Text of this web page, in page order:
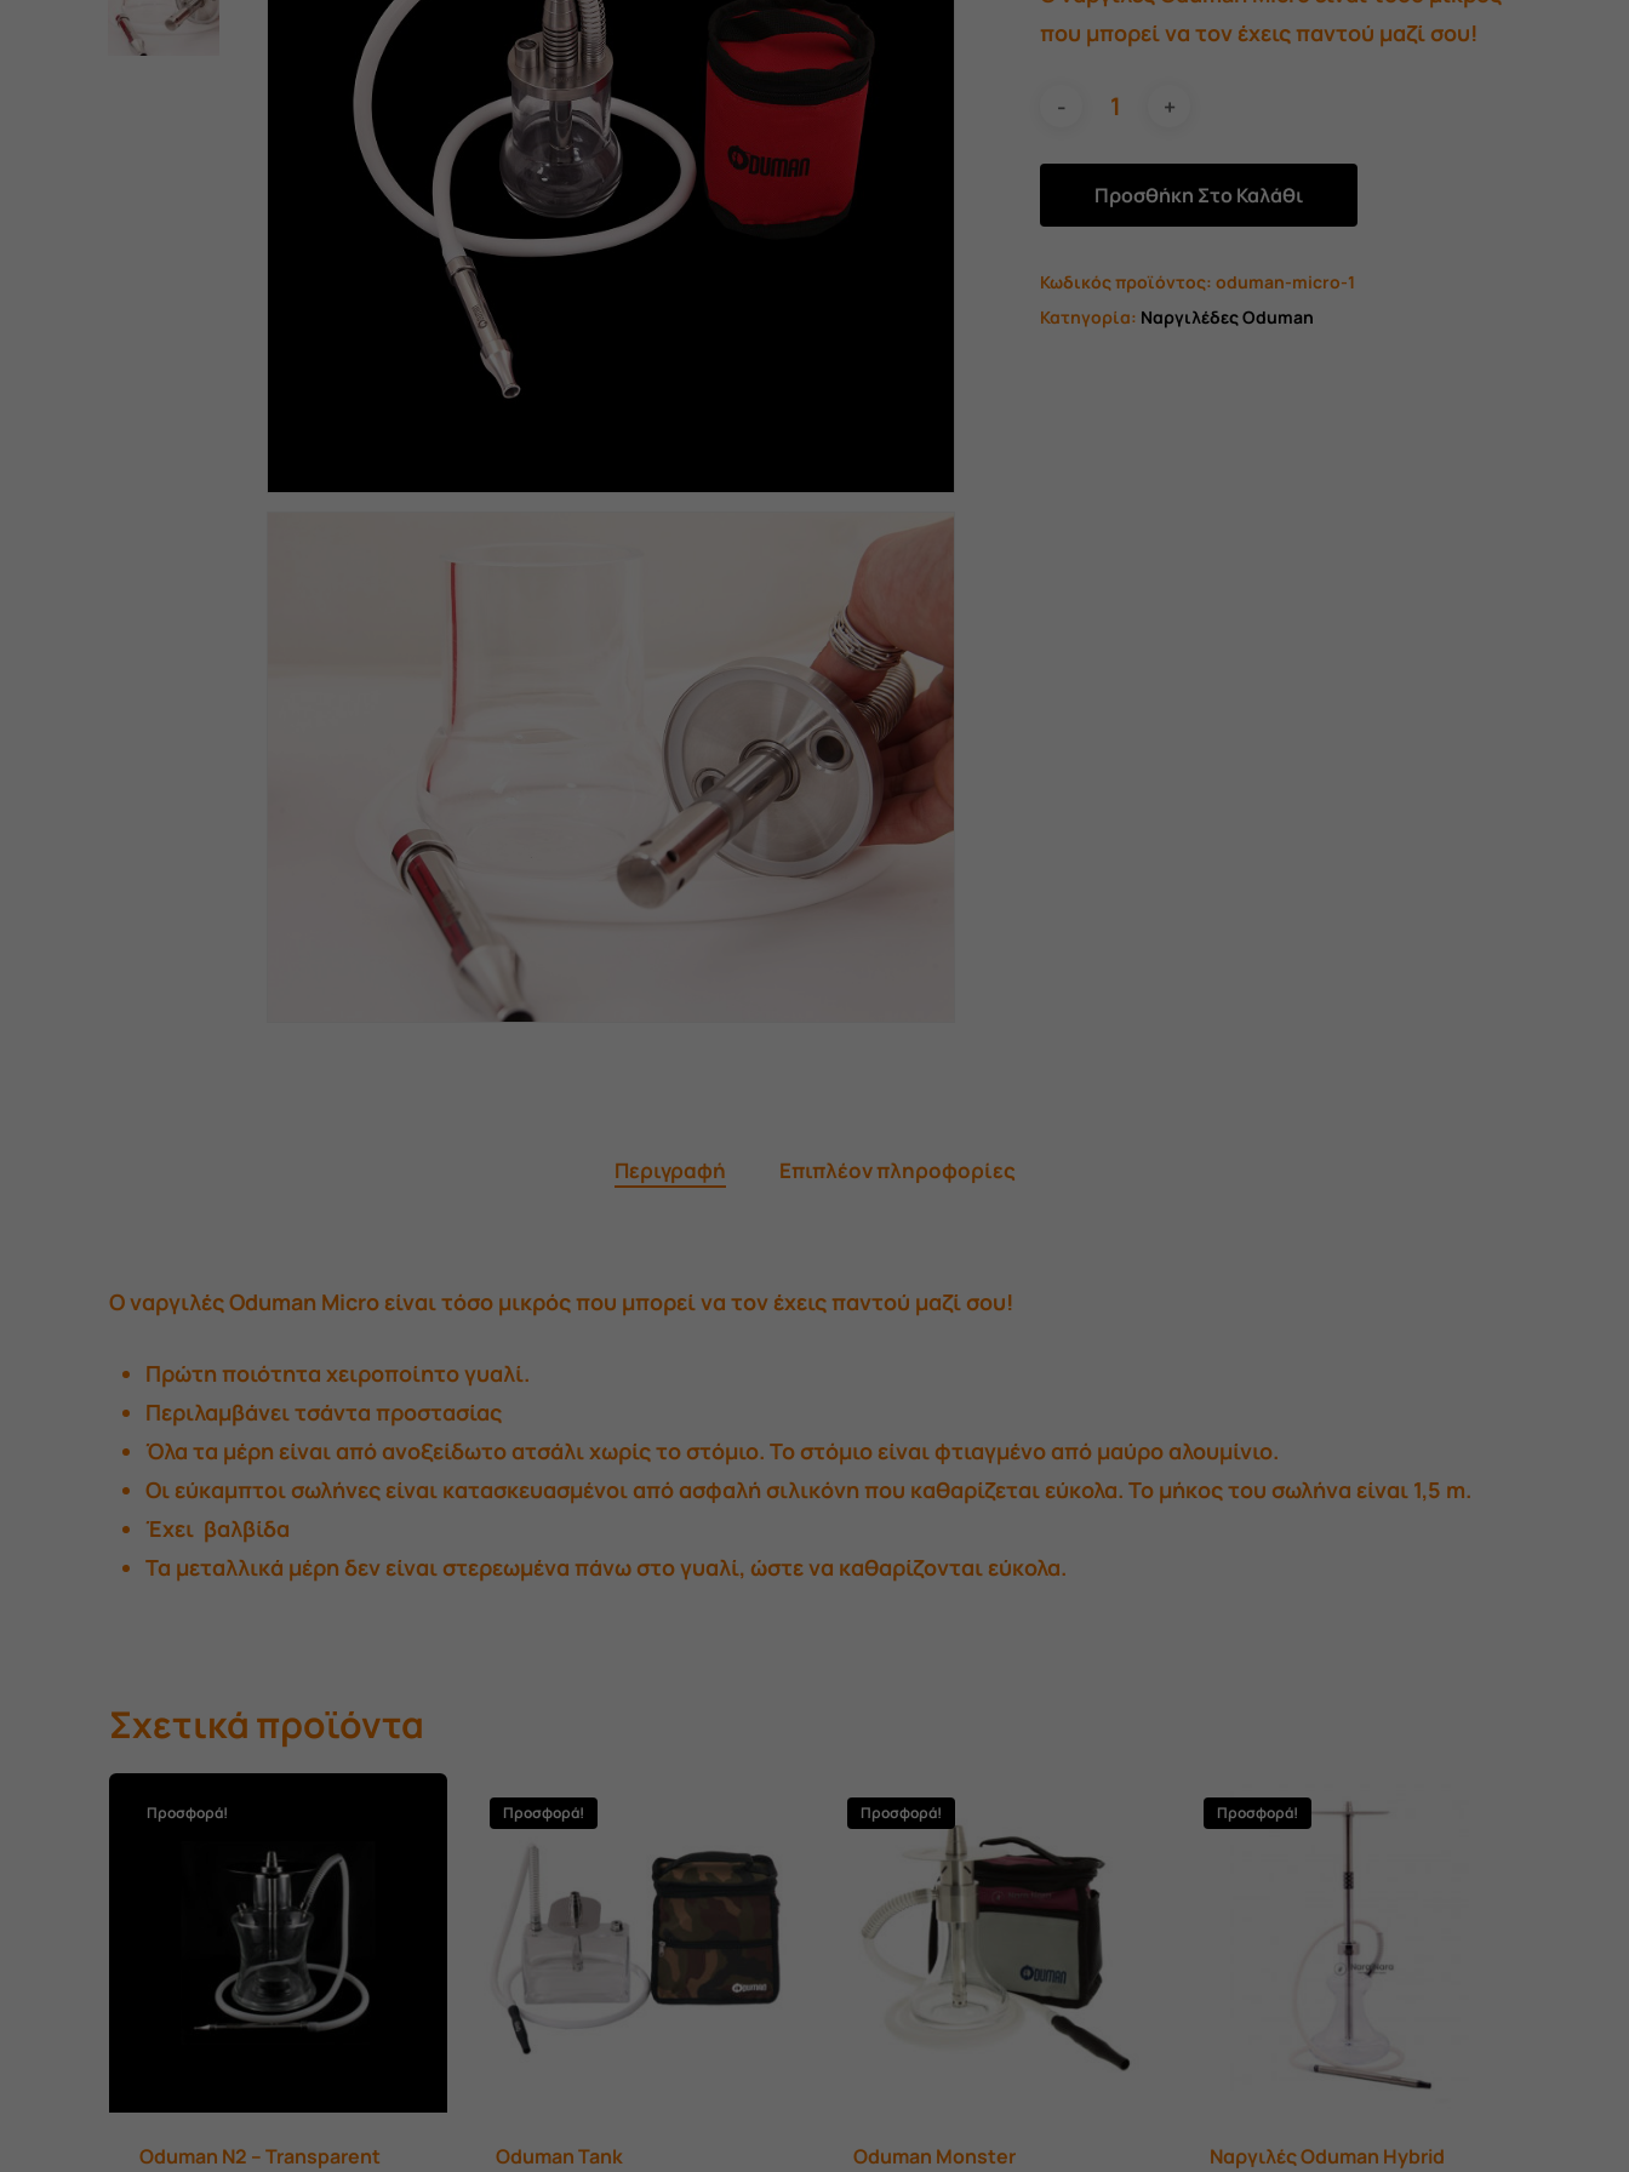
45,00 €.είναι:
40,00 €.
που μπορεί να τον έχεις παντού μαζί σου!
Προσθήκη Στο Καλάθι
Κωδικός προϊόντος:oduman-micro-1
Κατηγορία: Ναργιλέδες Oduman
Περιγραφή Επιπλέον πληροφορίες
Ο ναργιλέςOduman Micro είναι τόσο μικρός που μπορεί να τον έχεις παντού μαζί σου!
Πρώτη ποιότητα χειροποίητο γυαλί.
Περιλαμβάνει τσάντα προστασίας
Όλα τα μέρη είναι από ανοξείδωτο ατσάλι χωρίς το στόμιο. Το στόμιο είναι φτιαγμένο από μαύρο αλουμίνιο.
Οι εύκαμπτοι σωλήνες είναι κατασκευασμένοι από ασφαλή σιλικόνη που καθαρίζεται εύκολα. Το μήκος του σωλήνα είναι 1,5 m.
Έχει βαλβίδα
Τα μεταλλικά μέρη δεν είναι στερεωμένα πάνω στο γυαλί, ώστε να καθαρίζονται εύκολα.
Σχετικά προϊόντα
Προσφορά!
Oduman N2 – Transparent
Προσφορά!
Oduman Tank
Προσφορά!
Oduman Monster
Προσφορά!
Ναργιλές Oduman Hybrid